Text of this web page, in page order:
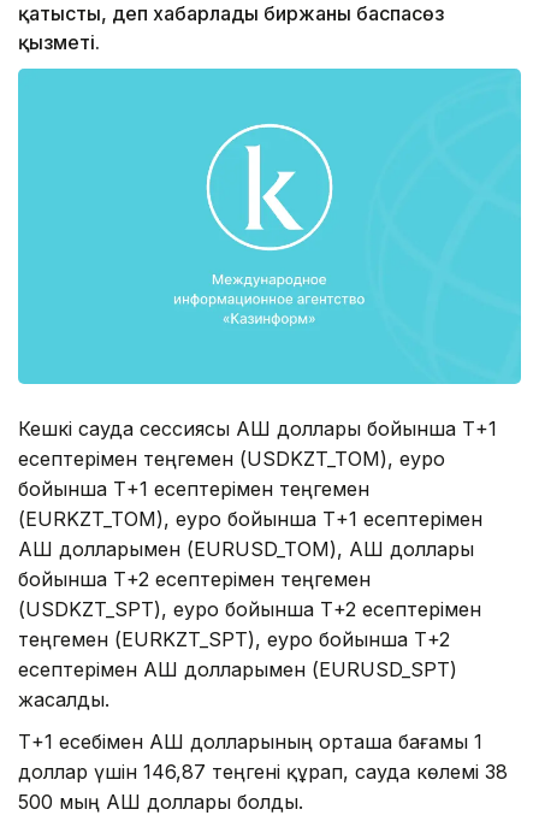
қатысты, деп хабарлады биржаның баспасөз
қызметі.
Кешкі сауда сессиясы АҚШ доллары бойынша Т+1
есептерімен теңгемен (USDKZT_TOM), еуро
бойынша Т+1 есептерімен теңгемен
(EURKZT_TOM), еуро бойынша Т+1 есептерімен
АҚШ долларымен (EURUSD_TOM), АҚШ доллары
бойынша Т+2 есептерімен теңгемен
(USDKZT_SPT), еуро бойынша Т+2 есептерімен
теңгемен (EURKZT_SPT), еуро бойынша Т+2
есептерімен АҚШ долларымен (EURUSD_SPT)
жасалды.
Т+1 есебімен АҚШ долларының орташа бағамы 1
доллар үшін 146,87 теңгені құрап, сауда көлемі 38
500 мың АҚШ доллары болды.